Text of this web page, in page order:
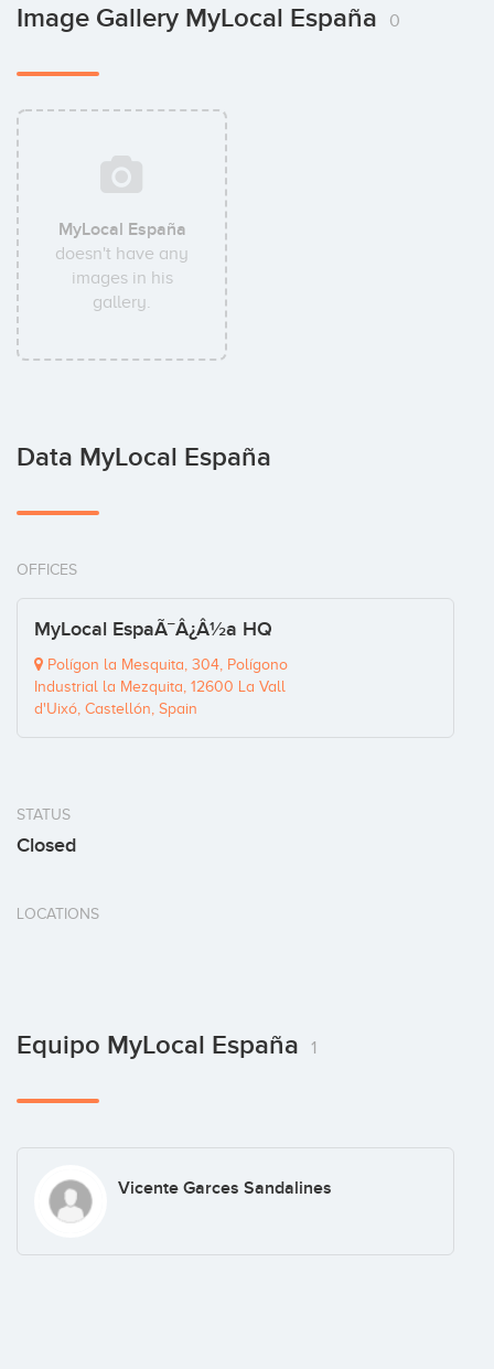
Image Gallery MyLocal España 0
MyLocal España
doesn't have any
images in his
gallery.
Data MyLocal España
OFFICES
MyLocal EspaÃ¯Â¿Â½a HQ
Polígon la Mesquita, 304, Polígono
Industrial la Mezquita, 12600 La Vall
d'Uixó, Castellón, Spain
STATUS
Closed
LOCATIONS
Equipo MyLocal España 1
Vicente Garces Sandalines